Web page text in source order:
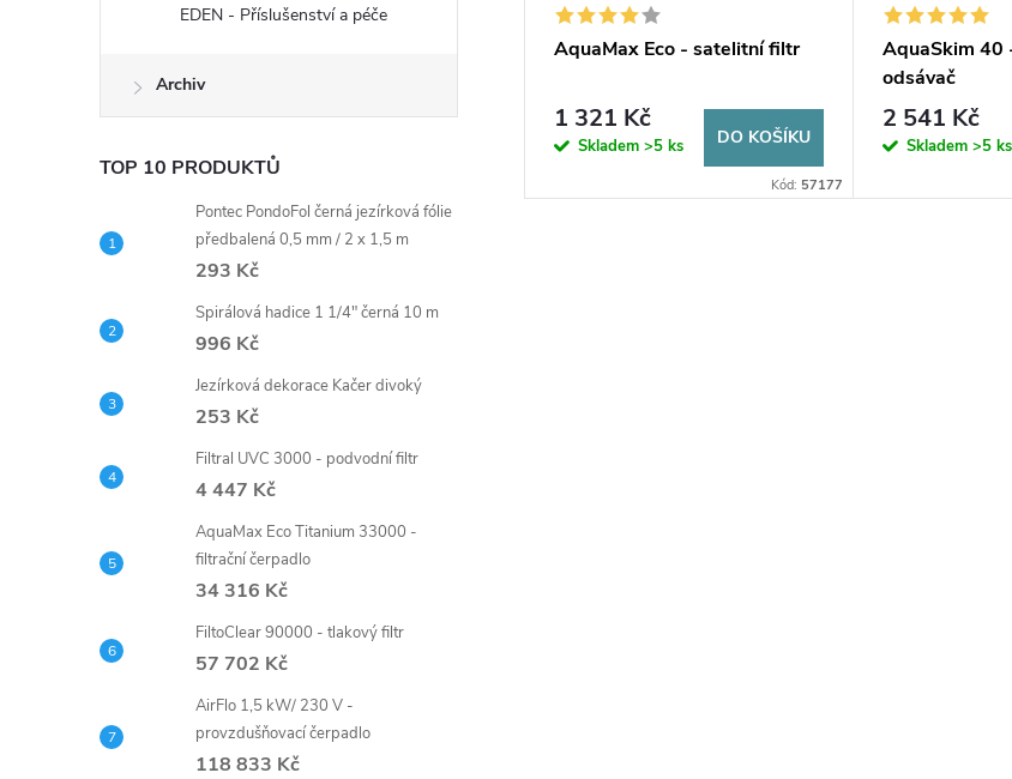
EDEN - Příslušenství a péče
Archiv
TOP 10 PRODUKTŮ
Pontec PondoFol černá jezírková fólie
předbalená 0,5 mm / 2 x 1,5 m
293 Kč
Spirálová hadice 1 1/4" černá 10 m
996 Kč
Jezírková dekorace Kačer divoký
253 Kč
Filtral UVC 3000 - podvodní filtr
4 447 Kč
AquaMax Eco Titanium 33000 -
filtrační čerpadlo
34 316 Kč
FiltoClear 90000 - tlakový filtr
57 702 Kč
AirFlo 1,5 kW/ 230 V -
provzdušňovací čerpadlo
118 833 Kč
AquaMax Eco - satelitní filtr
1 321 Kč
Skladem >5 ks DO KOŠÍKU
Kód: 57177
AquaSkim 40
odsávač
2 541 Kč
Skladem >5 ks